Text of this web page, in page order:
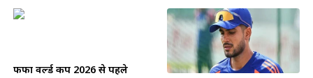
फीफा वर्ल्ड कप 2026 से पहले